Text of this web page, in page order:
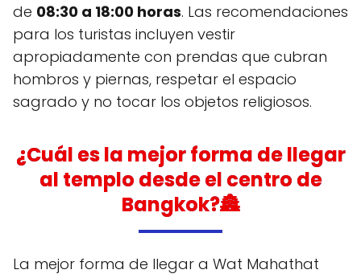
de 08:30 a 18:00 horas. Las recomendaciones
para los turistas incluyen vestir
apropiadamente con prendas que cubran
hombros y piernas, respetar el espacio
sagrado y no tocar los objetos religiosos.
¿Cuál es la mejor forma de llegar
al templo desde el centro de
Bangkok?🏯
La mejor forma de llegar a Wat Mahathat